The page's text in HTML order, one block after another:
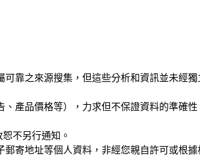
靠之來源搜集，但這些分析和資訊並未經
產品價格等），力求但不保證資料的準確
不另行通知。
寄地址等個人資料，非經您親自許可或根